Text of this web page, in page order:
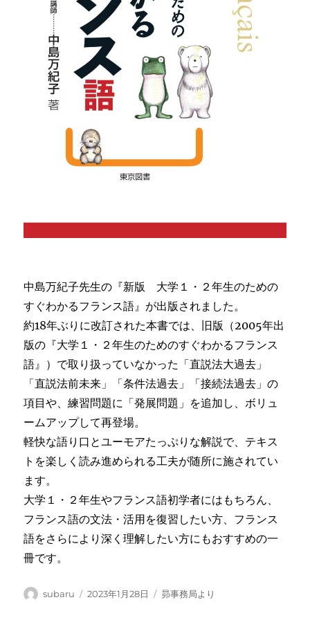
中島万紀子先生の『新版 大学１・２年生のための
すぐわかるフランス語』が出版されました。
約18年ぶりに改訂された本書では、旧版（2005年出
版の『大学１・２年生のためのすぐわかるフランス
語』）で取り扱っていなかった「直説法大過去」
「直説法前未来」「条件法過去」「接続法過去」の
項目や、練習問題に「発展問題」を追加し、ボリュ
ームアップして再登場。
軽快な語り口とユーモアたっぷりな解説で、テキス
トを楽しく読み進められる工夫が随所に施されてい
ます。
大学１・２年生やフランス語初学者にはもちろん、
フランス語の文法・活用を復習したい方、フランス
語をさらにより深く理解したい方にもおすすめの一
冊です。
投
subaru
投
2023年1月28日
カ
昴事務局より